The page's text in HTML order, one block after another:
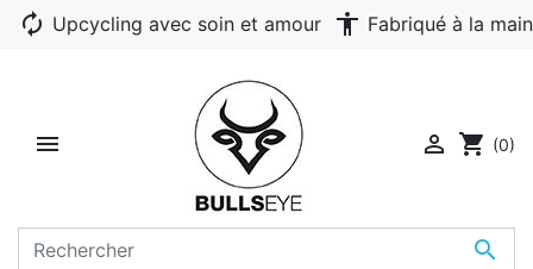
autorenew Upcycling avec soin et amour accessibility Fabriqué à la


 shopping_cart (0)